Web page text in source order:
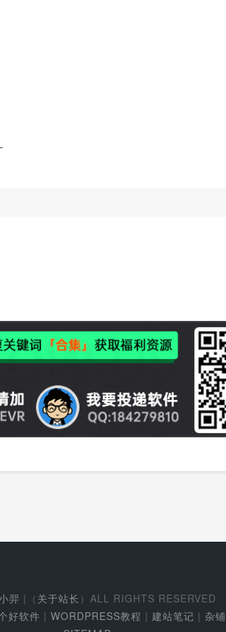
羿 |（ 关于站长 ）ALL RIGHTS RESERVED
好软件 | WORDPRESS教程 | 建站笔记 | 杂铺